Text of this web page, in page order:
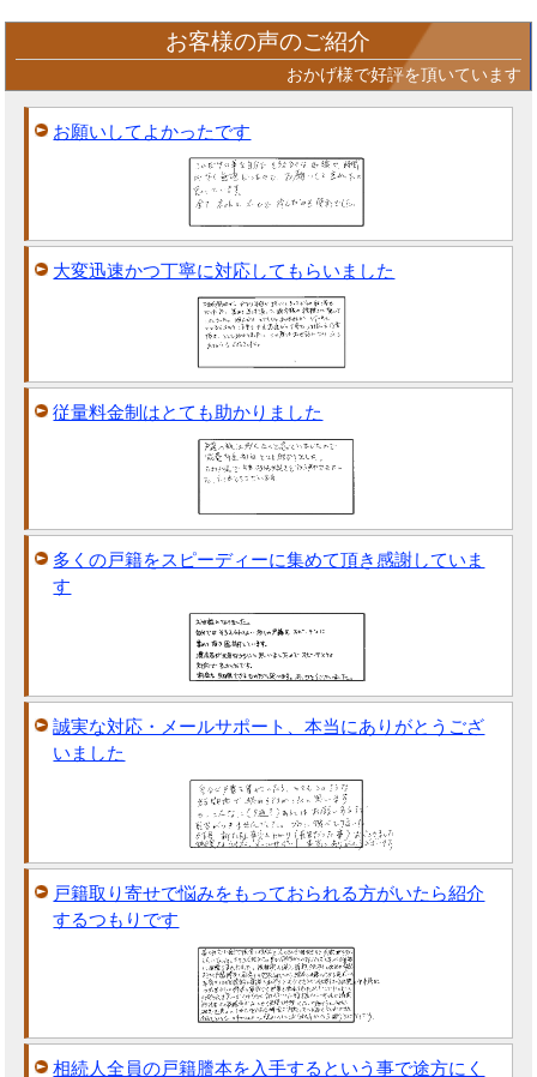
お客様の声のご紹介
おかげ様で好評を頂いています
お願いしてよかったです
大変迅速かつ丁寧に対応してもらいました
従量料金制はとても助かりました
多くの戸籍をスピーディーに集めて頂き感謝していま
す
誠実な対応・メールサポート、本当にありがとうござ
いました
戸籍取り寄せで悩みをもっておられる方がいたら紹介
するつもりです
相続人全員の戸籍謄本を入手するという事で途方にく